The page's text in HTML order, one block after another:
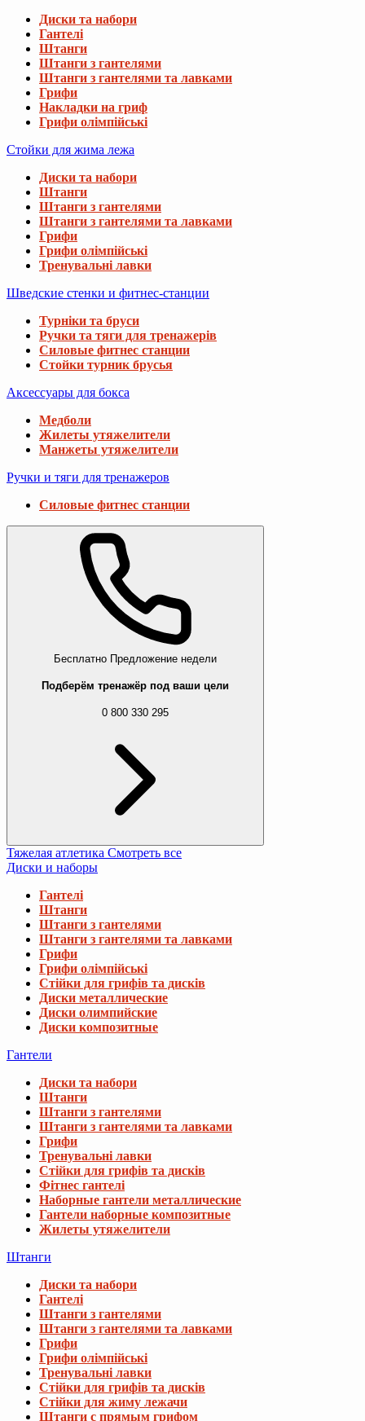
Диски та набори
Гантелі
Штанги
Штанги з гантелями
Штанги з гантелями та лавками
Грифи
Накладки на гриф
Грифи олімпійські
Стойки для жима лежа
Диски та набори
Штанги
Штанги з гантелями
Штанги з гантелями та лавками
Грифи
Грифи олімпійські
Тренувальні лавки
Шведские стенки и фитнес-станции
Турніки та бруси
Ручки та тяги для тренажерів
Силовые фитнес станции
Стойки турник брусья
Аксессуары для бокса
Медболи
Жилеты утяжелители
Манжеты утяжелители
Ручки и тяги для тренажеров
Силовые фитнес станции
Бесплатно Предложение недели
Подберём тренажёр под ваши цели
0 800 330 295
Тяжелая атлетика Смотреть все
Диски и наборы
Гантелі
Штанги
Штанги з гантелями
Штанги з гантелями та лавками
Грифи
Грифи олімпійські
Стійки для грифів та дисків
Диски металлические
Диски олимпийские
Диски композитные
Гантели
Диски та набори
Штанги
Штанги з гантелями
Штанги з гантелями та лавками
Грифи
Тренувальні лавки
Стійки для грифів та дисків
Фітнес гантелі
Наборные гантели металлические
Гантели наборные композитные
Жилеты утяжелители
Штанги
Диски та набори
Гантелі
Штанги з гантелями
Штанги з гантелями та лавками
Грифи
Грифи олімпійські
Тренувальні лавки
Стійки для грифів та дисків
Стійки для жиму лежачи
Штанги с прямым грифом